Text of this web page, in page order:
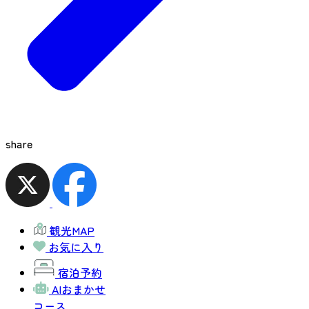
share
観光MAP
お気に入り
宿泊予約
AIおまかせ